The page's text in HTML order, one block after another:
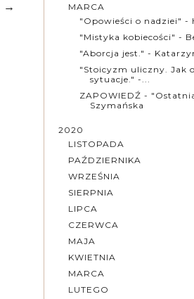
→
MARCA
"Opowieści o nadziei" -
"Mistyka kobiecości" -
"Aborcja jest." -
"Stoicyzm uliczny. Jak
sytuacje." -...
ZAPOWIEDŹ -
Szymańska
2020
LISTOPADA
PAŹDZIERNIKA
WRZEŚNIA
SIERPNIA
LIPCA
CZERWCA
MAJA
KWIETNIA
MARCA
LUTEGO